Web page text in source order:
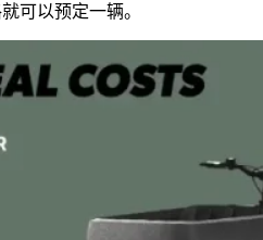
可以预定一辆。